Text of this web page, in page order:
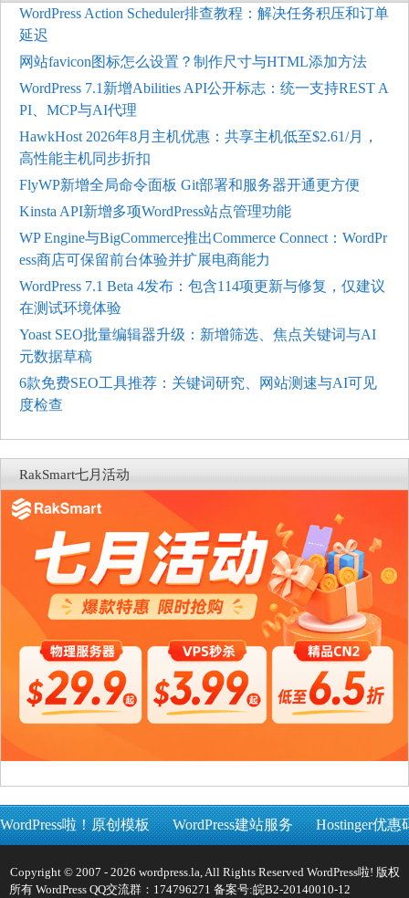
WordPress Action Scheduler排查教程：解决任务积压和订单
延迟
网站favicon图标怎么设置？制作尺寸与HTML添加方法
WordPress 7.1新增Abilities API公开标志：统一支持REST A
PI、MCP与AI代理
HawkHost 2026年8月主机优惠：共享主机低至$2.61/月，
高性能主机同步折扣
FlyWP新增全局命令面板 Git部署和服务器开通更方便
Kinsta API新增多项WordPress站点管理功能
WP Engine与BigCommerce推出Commerce Connect：WordPr
ess商店可保留前台体验并扩展电商能力
WordPress 7.1 Beta 4发布：包含114项更新与修复，仅建议
在测试环境体验
Yoast SEO批量编辑器升级：新增筛选、焦点关键词与AI
元数据草稿
6款免费SEO工具推荐：关键词研究、网站测速与AI可见
度检查
RakSmart七月活动
WordPress啦！原创模板 WordPress建站服务 Hostinger优惠
Copyright © 2007 - 2026 wordpress.la, All Rights Reserved WordPress啦! 版权
所有 WordPress QQ交流群：174796271 备案号:皖B2-20140010-12